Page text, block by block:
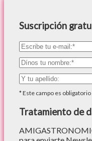
Suscripción
*Este campo es obligatorio
Tratamiento de